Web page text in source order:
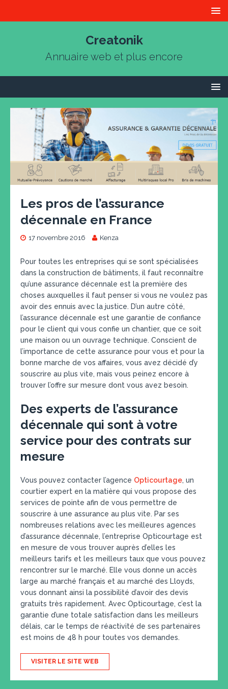
Creatonik
Annuaire web et plus encore
Les pros de l’assurance
décennale en France
17 novembre 2016 Kenza
Pour toutes les entreprises qui se sont spécialisées
dans la construction de bâtiments, il faut reconnaître
qu’une assurance décennale est la première des
choses auxquelles il faut penser si vous ne voulez pas
avoir des ennuis avec la justice. D’un autre côté,
l’assurance décennale est une garantie de confiance
pour le client qui vous confie un chantier, que ce soit
une maison ou un ouvrage technique. Conscient de
l’importance de cette assurance pour vous et pour la
bonne marche de vos affaires, vous avez décidé d’y
souscrire au plus vite, mais vous peinez encore à
trouver l’offre sur mesure dont vous avez besoin.
Des experts de l’assurance
décennale qui sont à votre
service pour des contrats sur
mesure
Vous pouvez contacter l’agence Opticourtage, un
courtier expert en la matière qui vous propose des
services de pointe afin de vous permettre de
souscrire à une assurance au plus vite. Par ses
nombreuses relations avec les meilleures agences
d’assurance décennale, l’entreprise Opticourtage est
en mesure de vous trouver auprès d’elles les
meilleurs tarifs et les meilleurs taux que vous pouvez
rencontrer sur le marché. Elle vous donne un accès
large au marché français et au marché des Lloyds,
vous donnant ainsi la possibilité d’avoir des devis
gratuits très rapidement. Avec Opticourtage, c’est la
garantie d’une totale satisfaction dans les meilleurs
délais, car le temps de réactivité de ses partenaires
est moins de 48 h pour toutes vos demandes.
VISITER LE SITE WEB